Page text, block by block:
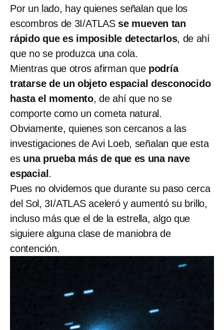
Por un lado, hay quienes señalan que los
escombros de 3I/ATLAS se mueven tan
rápido que es imposible detectarlos, de ahí
que no se produzca una cola.
Mientras que otros afirman quepodría
tratarse de un objeto espacial desconocido
hasta el momento, de ahí que no se
comporte como un cometa natural.
Obviamente, quienes son cercanos a las
investigaciones de Avi Loeb, señalan que esta
es una prueba más de que es una nave
espacial .
Pues no olvidemos que durante su paso cerca
del Sol, 3I/ATLAS aceleró y aumentó su brillo,
incluso más que el de la estrella, algo que
siguiere alguna clase de maniobra de
contención.